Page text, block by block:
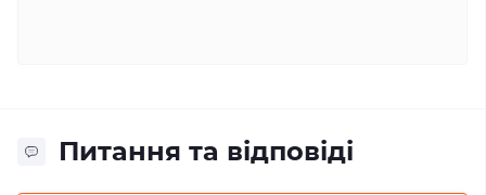
Питання та відповіді